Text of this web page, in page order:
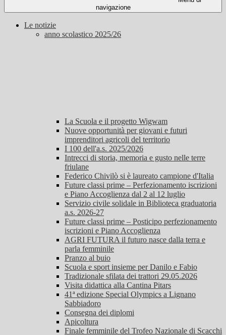
navigazione
Le notizie
anno scolastico 2025/26
La Scuola e il progetto Wigwam
Nuove opportunità per giovani e futuri
imprenditori agricoli del territorio
I 100 dell'a.s. 2025/2026
Intrecci di storia, memoria e gusto nelle terre
friulane
Federico Chivilò si è laureato campione d'Italia
Future classi prime – Perfezionamento iscrizioni
e Piano Accoglienza dal 2 al 12 luglio
Servizio civile solidale in Biblioteca graduatoria
a.s. 2026-27
Future classi prime – Posticipo perfezionamento
iscrizioni e Piano Accoglienza
AGRI FUTURA il futuro nasce dalla terra e
parla femminile
Pranzo al buio
Scuola e sport insieme per Danilo e Fabio
Tradizionale sfilata dei trattori 29.05.2026
Visita didattica alla Cantina Pitars
41ª edizione Special Olympics a Lignano
Sabbiadoro
Consegna dei diplomi
Apicoltura
Finale femminile del Trofeo Nazionale di Scacchi